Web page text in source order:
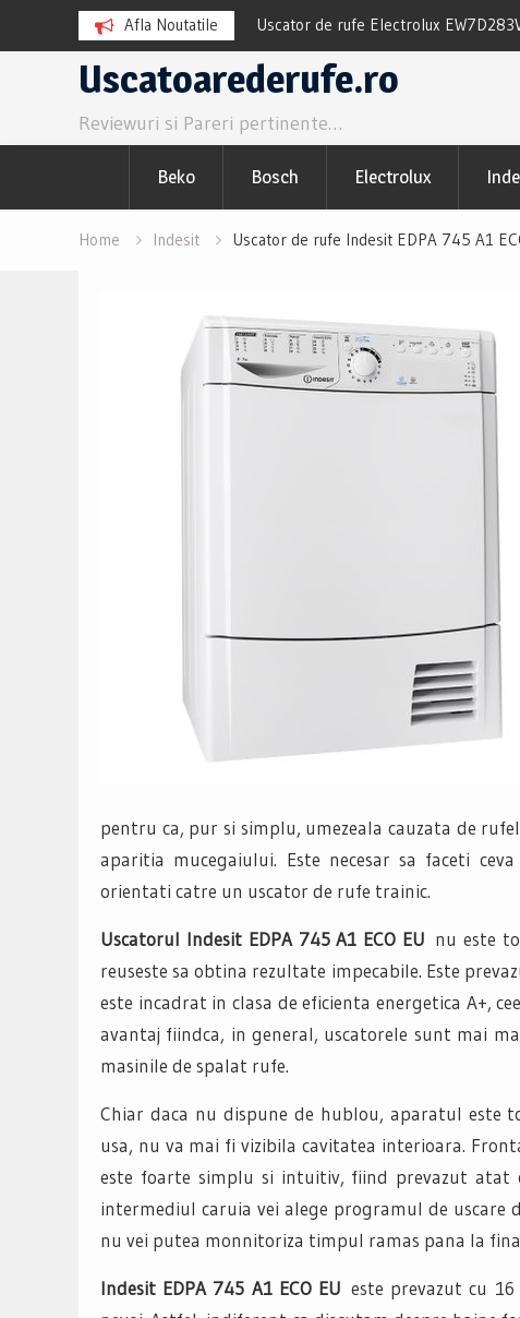
Afla Noutatile
Review si Pareri
Uscator de rufe Electrolux
Pareri utile
Uscatoarederufe.ro
Reviewuri si Pareri pertinente…
Beko Bosch Electrolux
Home Indesit Uscator de rufe Indesit EDPA 745 A1
pentru ca, pur si simplu, umezeala cauzata de
aparitia mucegaiului. Este necesar sa faceti
orientati catre un uscator de rufe trainic.
Uscatorul Indesit EDPA 745 A1 ECO EU nu este
reuseste sa obtina rezultate impecabile. Este
este incadrat in clasa de eficienta energetica A+,
avantaj fiindca, in general, uscatorele sunt mai
masinile de spalat rufe.
Chiar daca nu dispune de hublou, aparatul este
usa, nu va mai fi vizibila cavitatea interioara.
este foarte simplu si intuitiv, fiind prevazut
intermediul caruia vei alege programul de uscare
nu vei putea monnitoriza timpul ramas pana la
Indesit EDPA 745 A1 ECO EU este prevazut cu